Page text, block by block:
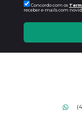
Concordo com os
receber e-mails com